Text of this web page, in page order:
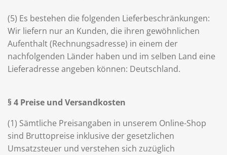
(5) Es bestehen die folgenden Lieferbeschränkungen:
Wir liefern nur an Kunden, die ihren gewöhnlichen
Aufenthalt (Rechnungsadresse) in einem der
nachfolgenden Länder haben und im selben Land eine
Lieferadresse angeben können: Deutschland.
§ 4 Preise und Versandkosten
(1) Sämtliche Preisangaben in unserem Online-Shop
sind Bruttopreise inklusive der gesetzlichen
Umsatzsteuer und verstehen sich zuzüglich